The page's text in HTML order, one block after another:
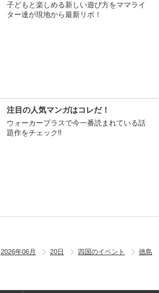
子どもと楽しめる新しい遊び方をママライ
ター達が現地から最新リポ！
注目の人気マンガはコレだ！
ウォーカープラスで今一番読まれている話
題作をチェック!!
2026年06月 20日 四国のイベント
徳島